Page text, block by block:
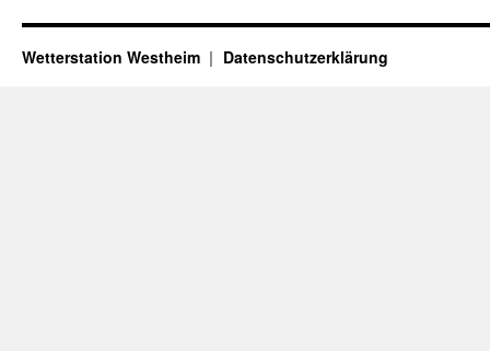
Wetterstation Westheim Datenschutzerklärung